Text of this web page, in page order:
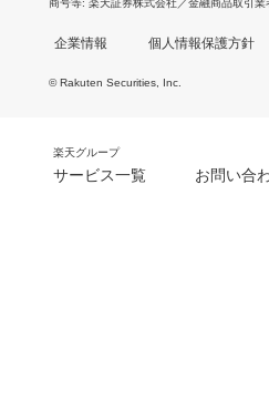
商号等 楽天証券株式会社／金融商品取引
企業情報 個人情報保護方針
© Rakuten Securities, Inc.
楽天グループ
サービス一覧 お問い合